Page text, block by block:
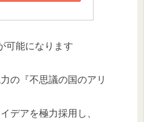
可能になります
の『不思議の国のアリ
デアを極力採用し、